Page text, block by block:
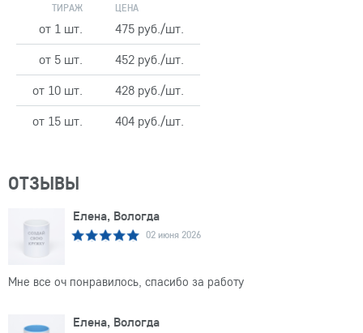
ТИРАЖ ЦЕНА
от 1 шт.
475 руб./шт.
от 5 шт.
452 руб./шт.
от 10 шт.
428 руб./шт.
от 15 шт.
404 руб./шт.
ОТЗЫВЫ
Елена, Вологда
02 июня 2026
Мне все оч понравилось, спасибо за работу
Елена, Вологда